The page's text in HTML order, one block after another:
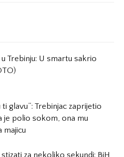
Trebinju: U smartu sakrio
ti glavu”: Trebinjac zaprijetio
je polio sokom, ona mu
majicu
za nekoliko sekundi: BiH